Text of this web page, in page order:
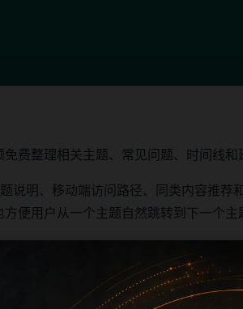
费整理相关主题、常见问题、时间线和
说明、移动端访问路径、同类内容推荐
便用户从一个主题自然跳转到下一个主